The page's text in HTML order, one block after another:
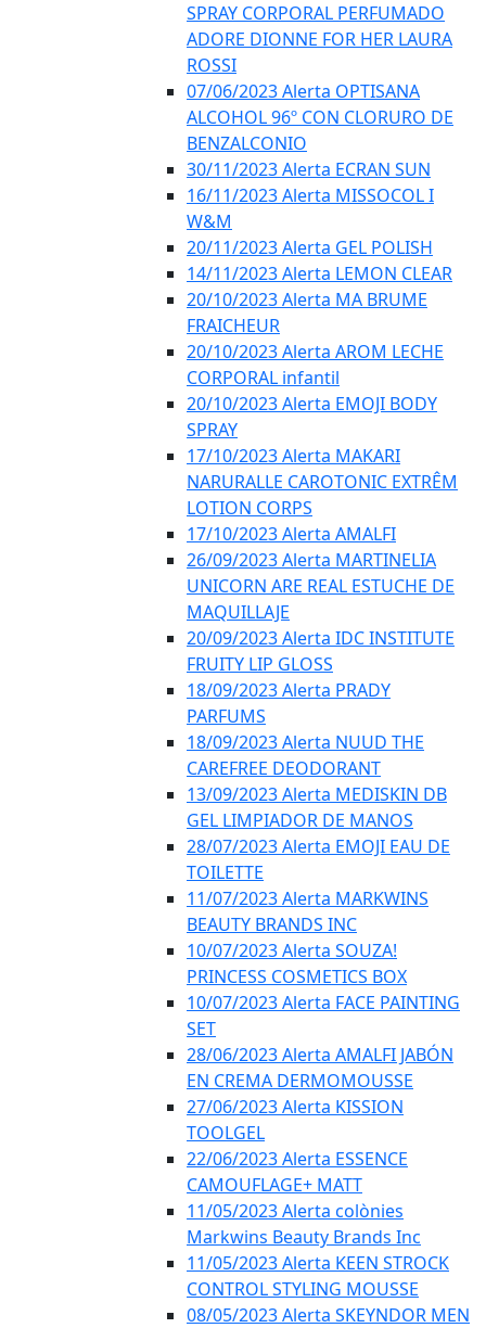
SPRAY CORPORAL PERFUMADO
ADORE DIONNE FOR HER LAURA
ROSSI
07/06/2023 Alerta OPTISANA
ALCOHOL 96º CON CLORURO DE
BENZALCONIO
30/11/2023 Alerta ECRAN SUN
16/11/2023 Alerta MISSOCOL I
W&M
20/11/2023 Alerta GEL POLISH
14/11/2023 Alerta LEMON CLEAR
20/10/2023 Alerta MA BRUME
FRAICHEUR
20/10/2023 Alerta AROM LECHE
CORPORAL infantil
20/10/2023 Alerta EMOJI BODY
SPRAY
17/10/2023 Alerta MAKARI
NARURALLE CAROTONIC EXTRÊM
LOTION CORPS
17/10/2023 Alerta AMALFI
26/09/2023 Alerta MARTINELIA
UNICORN ARE REAL ESTUCHE DE
MAQUILLAJE
20/09/2023 Alerta IDC INSTITUTE
FRUITY LIP GLOSS
18/09/2023 Alerta PRADY
PARFUMS
18/09/2023 Alerta NUUD THE
CAREFREE DEODORANT
13/09/2023 Alerta MEDISKIN DB
GEL LIMPIADOR DE MANOS
28/07/2023 Alerta EMOJI EAU DE
TOILETTE
11/07/2023 Alerta MARKWINS
BEAUTY BRANDS INC
10/07/2023 Alerta SOUZA!
PRINCESS COSMETICS BOX
10/07/2023 Alerta FACE PAINTING
SET
28/06/2023 Alerta AMALFI JABÓN
EN CREMA DERMOMOUSSE
27/06/2023 Alerta KISSION
TOOLGEL
22/06/2023 Alerta ESSENCE
CAMOUFLAGE+ MATT
11/05/2023 Alerta colònies
Markwins Beauty Brands Inc
11/05/2023 Alerta KEEN STROCK
CONTROL STYLING MOUSSE
08/05/2023 Alerta SKEYNDOR MEN